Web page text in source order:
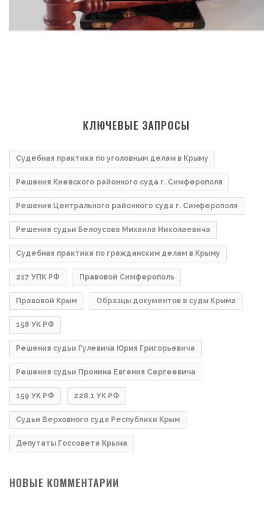
КЛЮЧЕВЫЕ ЗАПРОСЫ
Судебная практика по уголовным делам в Крыму
Решения Киевского районного суда г. Симферополя
Решения Центрального районного суда г. Симферополя
Решения судьи Белоусова Михаила Николаевича
Судебная практика по гражданским делам в Крыму
217 УПК РФ Правовой Симферополь
Правовой Крым Образцы документов в суды Крыма
158 УК РФ
Решения судьи Гулевича Юрия Григорьевича
Решения судьи Пронина Евгения Сергеевича
159 УК РФ 228.1 УК РФ
Судьи Верховного суда Республики Крым
Депутаты Госсовета Крыма
НОВЫЕ КОММЕНТАРИИ